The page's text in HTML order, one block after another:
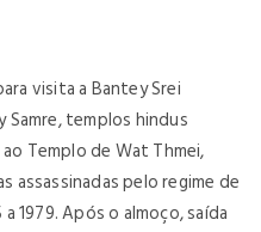
visita a Bantey Srei
Samre, templos hindus
Templo de Wat Thmei,
assassinadas pelo regime de
1979. Após o almoço, saída